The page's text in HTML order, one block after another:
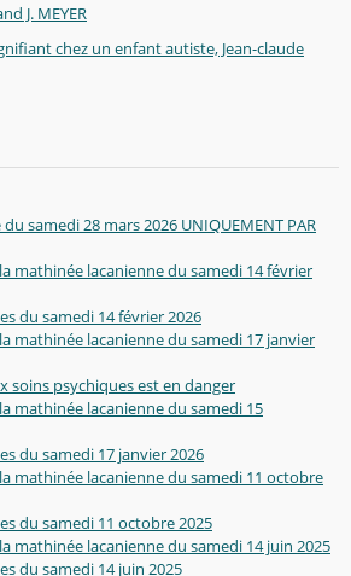
J. MEYER
chez un enfant autiste, Jean-claude
samedi 28 mars 2026 UNIQUEMENT PAR
mathinée lacanienne du samedi 14 février
du samedi 14 février 2026
mathinée lacanienne du samedi 17 janvier
soins psychiques est en danger
mathinée lacanienne du samedi 15
du samedi 17 janvier 2026
mathinée lacanienne du samedi 11 octobre
du samedi 11 octobre 2025
mathinée lacanienne du samedi 14 juin 2025
du samedi 14 juin 2025